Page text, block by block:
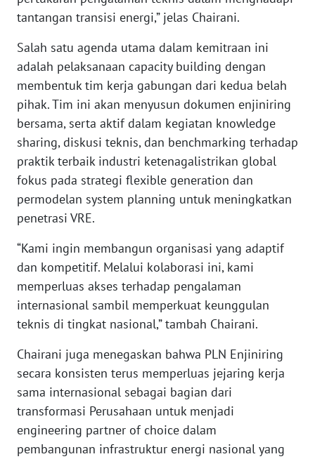
tantangan transisi energi,” jelas Chairani.
Salah satu agenda utama dalam kemitraan ini
adalah pelaksanaan capacity building dengan
membentuk tim kerja gabungan dari kedua belah
pihak. Tim ini akan menyusun dokumen enjiniring
bersama, serta aktif dalam kegiatan knowledge
sharing, diskusi teknis, dan benchmarking terhadap
praktik terbaik industri ketenagalistrikan global
fokus pada strategi flexible generation dan
permodelan system planning untuk meningkatkan
penetrasi VRE.
“Kami ingin membangun organisasi yang adaptif
dan kompetitif. Melalui kolaborasi ini, kami
memperluas akses terhadap pengalaman
internasional sambil memperkuat keunggulan
teknis di tingkat nasional,” tambah Chairani.
Chairani juga menegaskan bahwa PLN Enjiniring
secara konsisten terus memperluas jejaring kerja
sama internasional sebagai bagian dari
transformasi Perusahaan untuk menjadi
engineering partner of choice dalam
pembangunan infrastruktur energi nasional yang
WN
WN
LAMPUNG
WN
JATENG
WN
NUSANTARA
JOGJA
JATIM
WN
BALI
WN
KALBAR
WN
KALTENG